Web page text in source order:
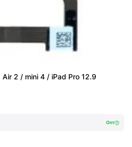
2 / mini 4 / iPad Pro 12.9
Опт